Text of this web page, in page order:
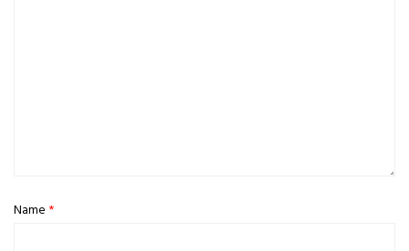
Name *